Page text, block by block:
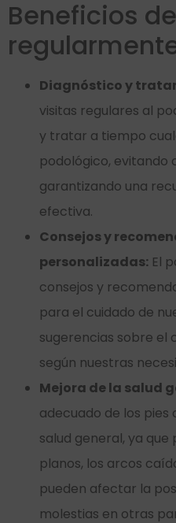
Beneficios
Diagnóstico y
visitas regulares al
y tratar a tiempo
podológico, evitando
garantizando una
efectiva.
Consejos y
personalizadas: El
consejos y
para el cuidado de
sugerencias sobre el
según nuestras
Mejora de la salud
adecuado de los
salud general, ya
planos, los arcos
pueden afectar la
molestias en otras